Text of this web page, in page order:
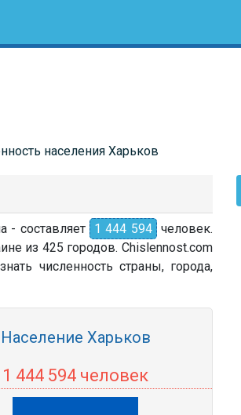
населения Харьков
- составляет 1 444 594 человек.
из 425 городов. Chislennost.com
численность страны, города,
Население Харьков
1 444 594 человек